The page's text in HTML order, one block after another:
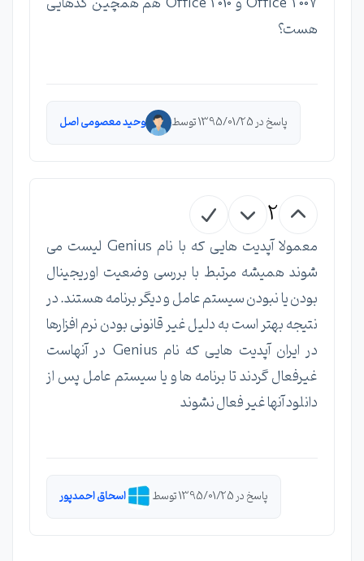
هست؟
پاسخ در 1395/01/25 توسط وحید معصومی اصل
2
معمولا آپدیت هایی که با نام Genius لیست می
شوند همیشه مرتبط با بررسی وضعیت اوریجینال
بودن یا نبودن سیستم عامل و دیگر برنامه هستند. در
نتیجه بهتر است به دلیل غیر قانونی بودن نرم افزارها
در ایران آپدیت هایی که نام Genius در آنهاست
غیرفعال گردند تا برنامه ها و یا سیستم عامل پس از
دانلود آنها غیر فعال نشوند
پاسخ در 1395/01/25 توسط اسحاق احمدپور